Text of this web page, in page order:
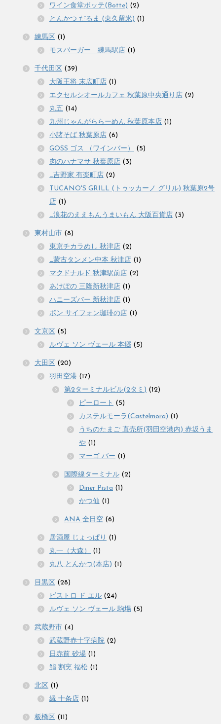
ワイン食堂ボッテ(Botte) (2)
とんかつ だるま (東久留米) (1)
練馬区 (1)
モスバーガー 練馬駅店 (1)
千代田区 (39)
大阪王将 末広町店 (1)
エクセルシオールカフェ 秋葉原中央通り店 (2)
丸五 (14)
九州じゃんがららーめん 秋葉原本店 (1)
小諸そば 秋葉原店 (6)
GOSS ゴス （ワインバー）
(5)
肉のハナマサ 秋葉原店 (3)
_吉野家 有楽町店 (2)
TUCANO'S GRILL (トゥッカーノ グリル) 秋葉原2号
店 (1)
_浪花のええもんうまいもん 大阪百貨店 (3)
東村山市 (8)
東京チカラめし 秋津店 (2)
_蒙古タンメン中本 秋津店 (1)
マクドナルド 秋津駅前店 (2)
あけぼの 三隆新秋津店 (1)
ハニーズバー 新秋津店 (1)
ボン サイフォン珈琲の店 (1)
文京区 (5)
ルヴェ ソン ヴェール 本郷 (5)
大田区 (20)
羽田空港 (17)
第2ターミナルビル(2タミ) (12)
ピーロート (5)
カステルモーラ(Castelmora) (1)
うちのたまご 直売所(羽田空港内) 赤坂うま
や (1)
マーゴ バー (1)
国際線ターミナル (2)
Diner Pista (1)
かつ仙 (1)
ANA 全日空 (6)
居酒屋 じょっぱり (1)
丸一（大森）
(1)
丸八 とんかつ(本店) (1)
目黒区 (28)
ビストロ ド エル (24)
ルヴェ ソン ヴェール 駒場 (5)
武蔵野市 (4)
武蔵野赤十字病院 (2)
日赤前 砂場 (1)
鮨 割烹 福松 (1)
北区 (1)
縁 十条店 (1)
板橋区 (11)